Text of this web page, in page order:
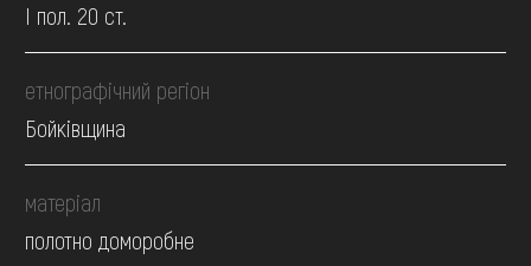
І пол. 20 ст.
етнографічний регіон
Бойківщина
матеріал
полотно доморобне